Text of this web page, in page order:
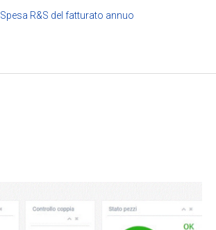
Spesa R&S del fatturato annuo